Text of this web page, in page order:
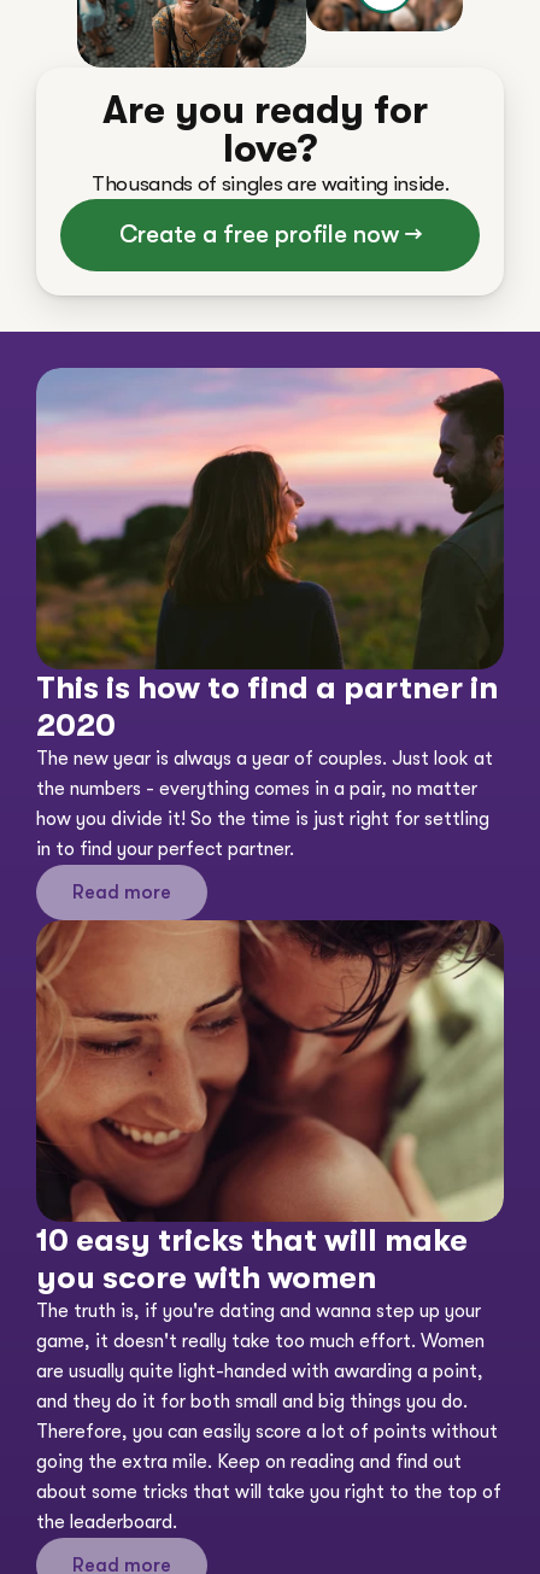
Are you ready for
love?
Thousands of singles are waiting inside.
Create a free profile now →
This is how to find a partner in
2020
The new year is always a year of couples. Just look at
the numbers - everything comes in a pair, no matter
how you divide it! So the time is just right for settling
in to find your perfect partner.
Read more
10 easy tricks that will make
you score with women
The truth is, if you're dating and wanna step up your
game, it doesn't really take too much effort. Women
are usually quite light-handed with awarding a point,
and they do it for both small and big things you do.
Therefore, you can easily score a lot of points without
going the extra mile. Keep on reading and find out
about some tricks that will take you right to the top of
the leaderboard.
Read more